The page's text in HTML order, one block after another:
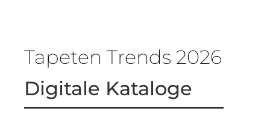
Tapeten Trends 2026
Digitale Kataloge